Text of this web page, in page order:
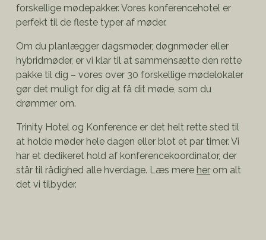
forskellige mødepakker. Vores konferencehotel er
perfekt til de fleste typer af møder.
Om du planlægger dagsmøder, døgnmøder eller
hybridmøder, er vi klar til at sammensætte den rette
pakke til dig – vores over 30 forskellige mødelokaler
gør det muligt for dig at få dit møde, som du
drømmer om.
Trinity Hotel og Konference er det helt rette sted til
at holde møder hele dagen eller blot et par timer. Vi
har et dedikeret hold af konferencekoordinator, der
står til rådighed alle hverdage. Læs mere her om alt
det vi tilbyder.